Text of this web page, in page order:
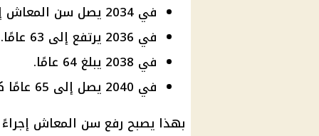
في 2034 يصل سن المعاش إلى 62 عامًا.
في 2036 يرتفع إلى 63 عامًا.
في 2038 يبلغ 64 عامًا.
في 2040 يصل إلى 65 عامًا كحد أقصى.
بهذا يصبح رفع سن المعاش